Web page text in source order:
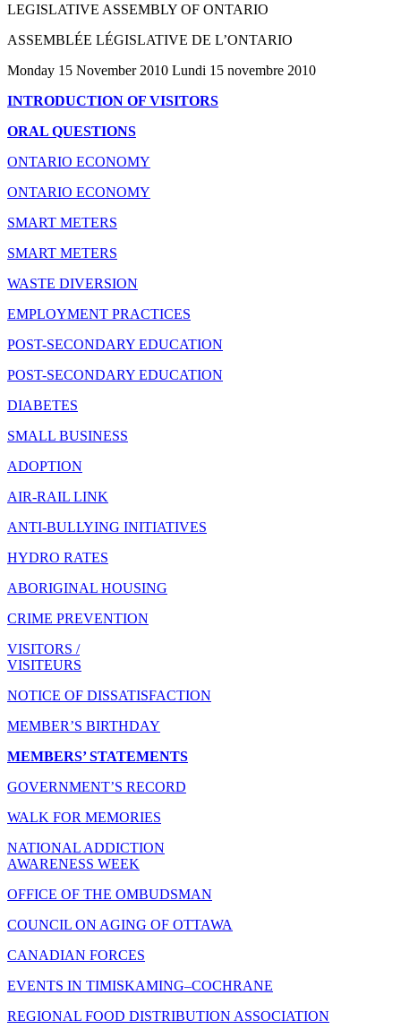
LEGISLATIVE ASSEMBLY OF ONTARIO
ASSEMBLÉE LÉGISLATIVE DE L’ONTARIO
Monday 15 November 2010 Lundi 15 novembre 2010
INTRODUCTION OF VISITORS
ORAL QUESTIONS
ONTARIO ECONOMY
ONTARIO ECONOMY
SMART METERS
SMART METERS
WASTE DIVERSION
EMPLOYMENT PRACTICES
POST-SECONDARY EDUCATION
POST-SECONDARY EDUCATION
DIABETES
SMALL BUSINESS
ADOPTION
AIR-RAIL LINK
ANTI-BULLYING INITIATIVES
HYDRO RATES
ABORIGINAL HOUSING
CRIME PREVENTION
VISITORS /
VISITEURS
NOTICE OF DISSATISFACTION
MEMBER’S BIRTHDAY
MEMBERS’ STATEMENTS
GOVERNMENT’S RECORD
WALK FOR MEMORIES
NATIONAL ADDICTION
AWARENESS WEEK
OFFICE OF THE OMBUDSMAN
COUNCIL ON AGING OF OTTAWA
CANADIAN FORCES
EVENTS IN TIMISKAMING–COCHRANE
REGIONAL FOOD DISTRIBUTION ASSOCIATION